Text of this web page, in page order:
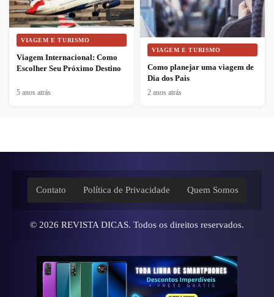
VIAGEM E TURISMO
Viagem Internacional: Como
Escolher Seu Próximo Destino
5 anos atrás
VIAGEM E TURISMO
Como planejar uma viagem de
Dia dos Pais
2 anos atrás
Contato Política de Privacidade Quem Somos
© 2026 REVISTA DICAS. Todos os direitos reservados.